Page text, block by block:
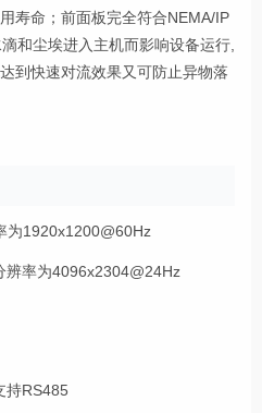
寿命；前面板完全符合NEMA/IP
和尘埃进入主机而影响设备运行,
到快速对流效果又可防止异物落
为1920x1200@60Hz
辨率为4096x2304@24Hz
持RS485